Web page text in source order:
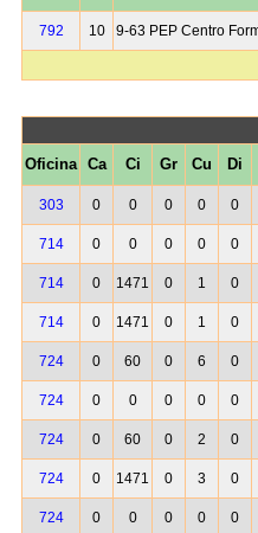
792 10 9-63 PEP Centro
Oficina Ca Ci Gr Cu Di
303 0 0 0 0 0
714 0 0 0 0 0
714 0 1471 0 1 0
714 0 1471 0 1 0
724 0 60 0 6 0
724
0 0 0 0 0
724 0 60 0 2 0
724 0 1471 0 3 0
724 0 0 0 0 0